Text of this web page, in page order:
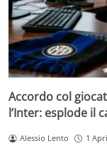
Accordo col
l’Inter: esplode il
Alessio Lento 1